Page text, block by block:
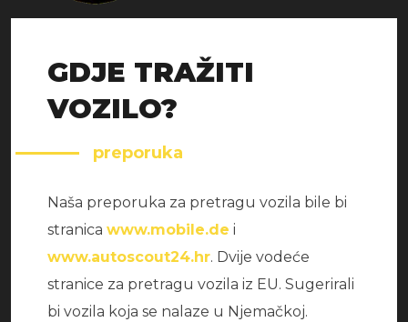
preporuka
GDJE TRAŽITI
VOZILO?
Naša preporuka za pretragu vozila bile bi
stranicawww.mobile.de i
www.autoscout24.hr. Dvije vodeće
stranice za pretragu vozila iz EU. Sugerirali
bi vozila koja se nalaze u Njemačkoj.